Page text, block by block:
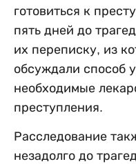
готовиться к
пять дней до
их переписку, из
обсуждали способ
необходимые
преступления.
Расследование
незадолго до